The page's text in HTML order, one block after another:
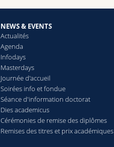
NEWS & EVENTS
Actualités
Agenda
Infodays
Masterdays
Journée d'accueil
Soirées info et fondue
Séance d'information doctorat
Dies academicus
Cérémonies de remise des diplômes
Remises des titres et prix académiques